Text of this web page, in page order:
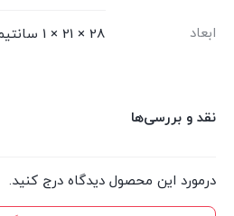
ابعاد 28 × 21 × 1 سانتیمتر
نقد و بررسی‌ها
درمورد این محصول دیدگاه درج کنید.